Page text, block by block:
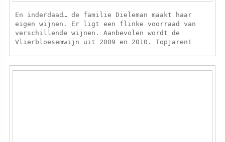
En inderdaad… de familie Dieleman maakt haar
eigen wijnen. Er ligt een flinke voorraad van
verschillende wijnen. Aanbevolen wordt de
Vlierbloesemwijn uit 2009 en 2010. Topjaren!